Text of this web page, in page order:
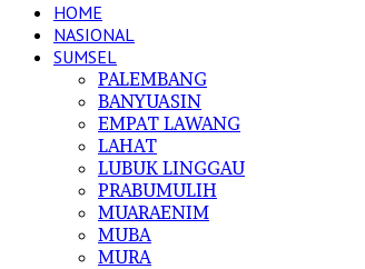
HOME
NASIONAL
SUMSEL
PALEMBANG
BANYUASIN
EMPAT LAWANG
LAHAT
LUBUK LINGGAU
PRABUMULIH
MUARAENIM
MUBA
MURA